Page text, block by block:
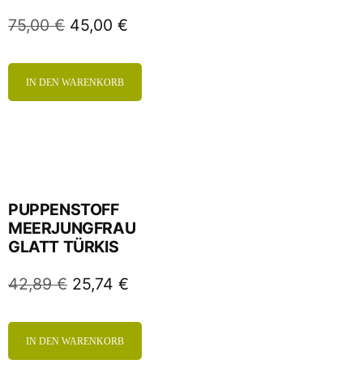
75,00€ 45,00 €
IN DEN WARENKORB
PUPPENSTOFF
MEERJUNGFRAU
GLATT TÜRKIS
42,89€ 25,74 €
IN DEN WARENKORB